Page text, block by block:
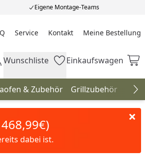
Eigene Montage-Teams
Service Kontakt Meine Bestellung
Meine Bestellung
Wunschliste
Wunschliste Einkaufswagen
Einkaufswagen
& Zubehör Grillzubehör
dabei ist.